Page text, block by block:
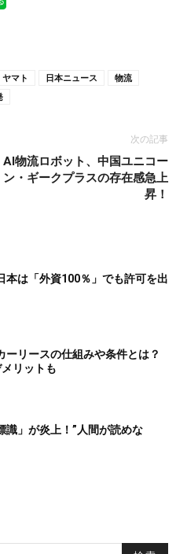
ヤマト 日本ニュース
物流
次の記事
AI物流ロボット、中国ユニコー
ン・ギークプラスの存在感急上
昇！
本は「外資100％」でも許可を出
ーリースの仕組みや条件とは？
リットも
識」が炎上！”人間が読めな